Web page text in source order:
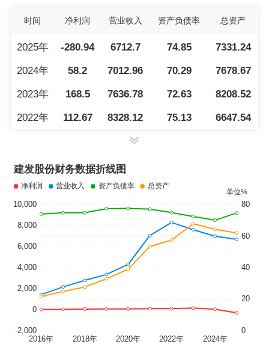
时间 净利润 营业收入 资产负债率 总资产
2025年 -280.94 6712.7 74.85 7331.24
2024年 58.2 7012.96 70.29 7678.67
2023年 168.5 7636.78 72.63 8208.52
2022年 112.67 8328.12 75.13 6647.54